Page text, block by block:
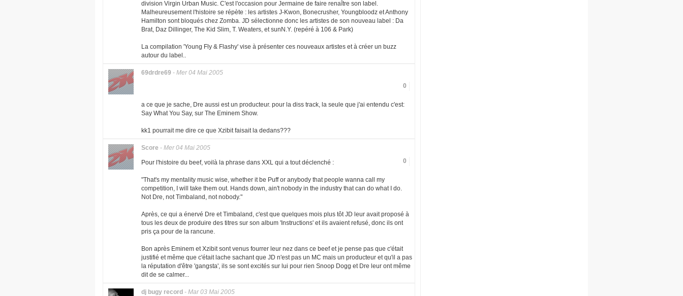
division Virgin Urban Music. C'est l'occasion pour Jermaine de faire renaître son label.
Malheureusement l'histoire se répète : les artistes J-Kwon, Bonecrusher, Youngbloodz et Anthony
Hamilton sont bloqués chez Zomba. JD sélectionne donc les artistes de son nouveau label : Da
Brat, Daz Dillinger, The Kid Slim, T. Weaters, et sunN.Y. (repéré à 106 & Park)
La compilation 'Young Fly & Flashy' vise à présenter ces nouveaux artistes et à créer un buzz
autour du label..
69drdre69 - Mer 04 Mai 2005
0
a ce que je sache, Dre aussi est un producteur. pour la diss track, la seule que j'ai entendu c'est:
Say What You Say, sur The Eminem Show.
kk1 pourrait me dire ce que Xzibit faisait la dedans???
Score - Mer 04 Mai 2005
0
Pour l'histoire du beef, voilà la phrase dans XXL qui a tout déclenché :
"That's my mentality music wise, whether it be Puff or anybody that people wanna call my
competition, I will take them out. Hands down, ain't nobody in the industry that can do what I do.
Not Dre, not Timbaland, not nobody."
Après, ce qui a énervé Dre et Timbaland, c'est que quelques mois plus tôt JD leur avait proposé à
tous les deux de produire des titres sur son album 'Instructions' et ils avaient refusé, donc ils ont
pris ça pour de la rancune.
Bon après Eminem et Xzibit sont venus fourrer leur nez dans ce beef et je pense pas que c'était
justifié et même que c'était lache sachant que JD n'est pas un MC mais un producteur et qu'il a pas
la réputation d'être 'gangsta', ils se sont excités sur lui pour rien Snoop Dogg et Dre leur ont même
dit de se calmer...
dj bugy record - Mar 03 Mai 2005